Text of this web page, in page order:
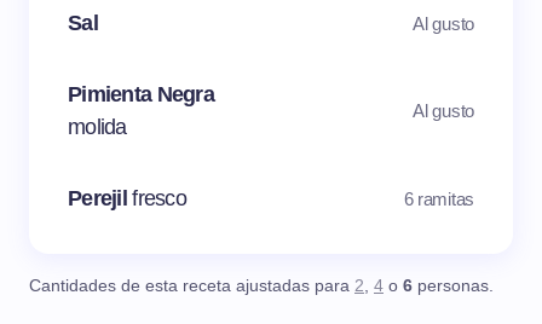
Sal Al gusto
Pimienta Negra
molida
Al gusto
Perejilfresco 6 ramitas
Cantidades de esta receta ajustadas para 2, 4 o 6 personas.